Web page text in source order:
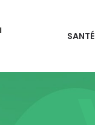
SANTÉ